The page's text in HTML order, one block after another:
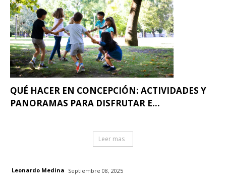
QUÉ HACER EN CONCEPCIÓN: ACTIVIDADES Y
PANORAMAS PARA DISFRUTAR E...
Leer mas
Leonardo Medina Septiembre 08, 2025